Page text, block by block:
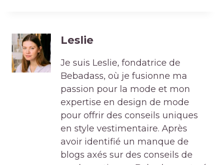
Leslie
Je suis Leslie, fondatrice de
Bebadass, où je fusionne ma
passion pour la mode et mon
expertise en design de mode
pour offrir des conseils uniques
en style vestimentaire. Après
avoir identifié un manque de
blogs axés sur des conseils de